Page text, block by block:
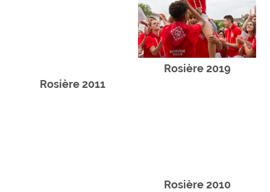
Rosière 2019
Rosière 2011
Rosière 2010